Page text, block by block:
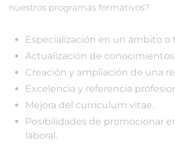
nuestros programas formativos?
Especialización en un ámbito o
Actualización de conocimientos
Creación y ampliación de una
Excelencia y referencia
Mejora del currículum vitae.
Posibilidades de promocionar
laboral.